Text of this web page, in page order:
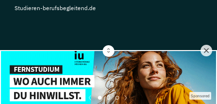
Sponsored
Studieren-berufsbegleitend.de
© Copyright 2026, TarGroup Media GmbH
Impressum
Datenschutzerklärung Nutzungsbedingungen